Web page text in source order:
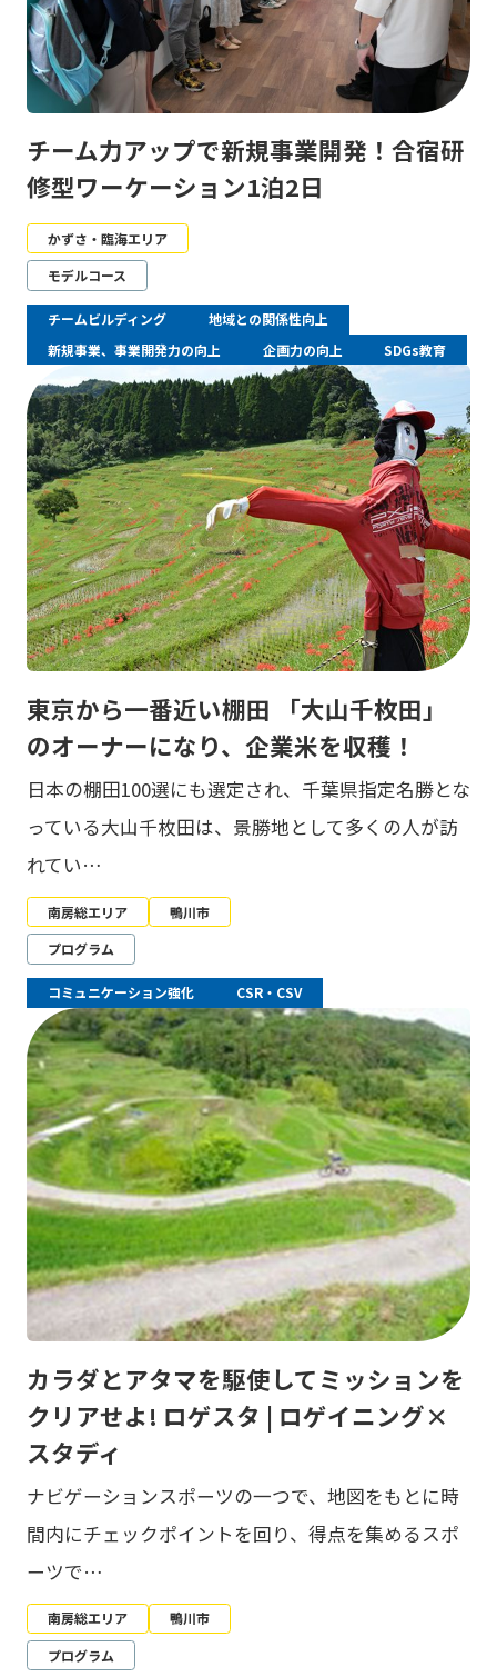
チーム力アップで新規事業開発！合宿研
修型ワーケーション1泊2日
かずさ・臨海エリア
モデルコース
チームビルディング
地域との関係性向上
新規事業、事業開発力の向上
企画力の向上 SDGs教育
東京から一番近い棚田 「大山千枚田」
のオーナーになり、企業米を収穫！
日本の棚田100選にも選定され、千葉県指定名勝とな
っている大山千枚田は、景勝地として多くの人が訪
れてい…
南房総エリア
鴨川市
プログラム
コミュニケーション強化 CSR・CSV
カラダとアタマを駆使してミッションを
クリアせよ! ロゲスタ | ロゲイニング×
スタディ
ナビゲーションスポーツの一つで、地図をもとに時
間内にチェックポイントを回り、得点を集めるスポ
ーツで…
南房総エリア
鴨川市
プログラム